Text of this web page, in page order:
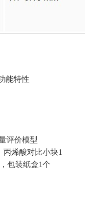
能特性
评价模型
烯酸对比小块1
包装纸盒1个